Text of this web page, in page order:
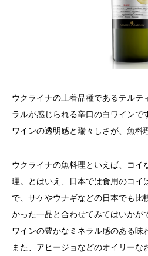
ウクライナの土着品種であるテルテ
ラルが感じられる辛口の白ワインで
ワインの透明感と瑞々しさが、魚料
ウクライナの魚料理といえば、コイ
理。とはいえ、日本では食用のコイ
で、サケやウナギなどの日本でも比
かった一品と合わせてみてはいかが
ワインの豊かなミネラル感のある味
また、アヒージョなどのオイリーな